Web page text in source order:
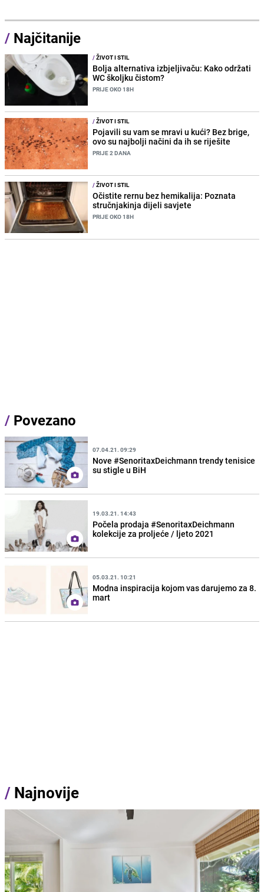
/ Najčitanije
/ŽIVOT I STIL
Bolja alternativa izbjeljivaču: Kako održati
WC školjku čistom?
PRIJE OKO 18H
/ŽIVOT I STIL
Pojavili su vam se mravi u kući? Bez brige,
ovo su najbolji načini da ih se riješite
PRIJE 2 DANA
/ŽIVOT I STIL
Očistite rernu bez hemikalija: Poznata
stručnjakinja dijeli savjete
PRIJE OKO 18H
/ Povezano
07.04.21. 09:29
Nove #SenoritaxDeichmann trendy tenisice
su stigle u BiH
19.03.21. 14:43
Počela prodaja #SenoritaxDeichmann
kolekcije za proljeće / ljeto 2021
05.03.21. 10:21
Modna inspiracija kojom vas darujemo za 8.
mart
/ Najnovije